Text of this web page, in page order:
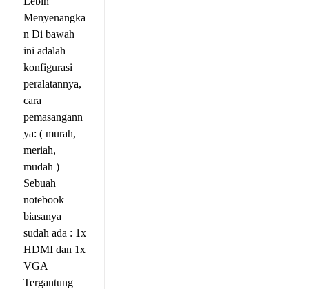
Menyenangka
n Di bawah
ini adalah
konfigurasi
peralatannya,
cara
pemasangann
ya: ( murah,
meriah,
mudah )
Sebuah
notebook
biasanya
sudah ada : 1x
HDMI dan 1x
VGA
Tergantung